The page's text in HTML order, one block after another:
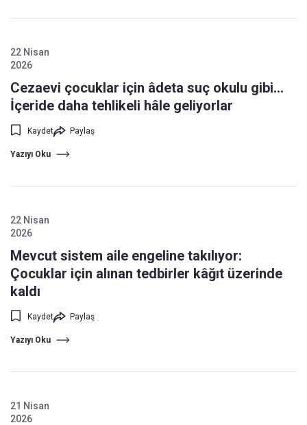
22 Nisan
2026
Cezaevi çocuklar için âdeta suç okulu gibi...
İçeride daha tehlikeli hâle geliyorlar
Kaydet Paylaş
Yazıyı Oku
22 Nisan
2026
Mevcut sistem aile engeline takılıyor:
Çocuklar için alınan tedbirler kâğıt üzerinde
kaldı
Kaydet Paylaş
Yazıyı Oku
21 Nisan
2026